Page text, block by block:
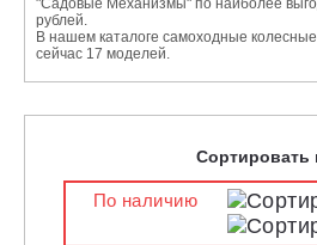
рублей.
В нашем каталоге самоходные
сейчас 17 моделей.
Сортировать
По наличию